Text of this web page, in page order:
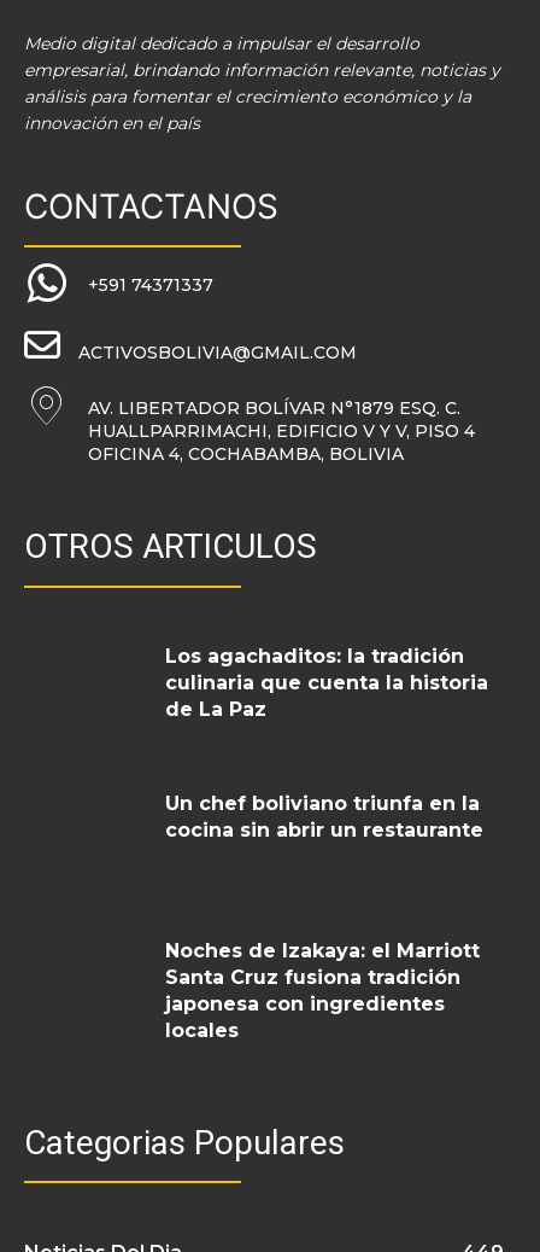
Medio digital dedicado a impulsar el desarrollo
empresarial, brindando información relevante, noticias y
análisis para fomentar el crecimiento económico y la
innovación en el país
CONTACTANOS
+591 74371337
ACTIVOSBOLIVIA@GMAIL.COM
AV. LIBERTADOR BOLÍVAR N°1879 ESQ. C.
HUALLPARRIMACHI, EDIFICIO V Y V, PISO 4
OFICINA 4, COCHABAMBA, BOLIVIA
OTROS ARTICULOS
Los agachaditos: la tradición
culinaria que cuenta la historia
de La Paz
Un chef boliviano triunfa en la
cocina sin abrir un restaurante
Noches de Izakaya: el Marriott
Santa Cruz fusiona tradición
japonesa con ingredientes
locales
Categorias Populares